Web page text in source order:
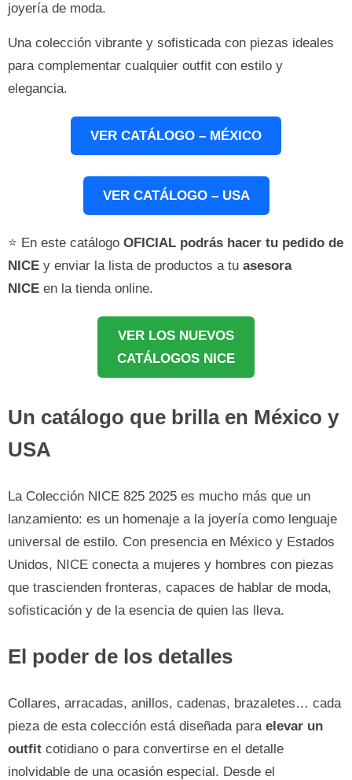
joyería de moda.
Una colección vibrante y sofisticada con piezas ideales
para complementar cualquier outfit con estilo y
elegancia.
VER CATÁLOGO – MÉXICO
VER CATÁLOGO – USA
⭐ En este catálogo OFICIAL podrás hacer tu pedido de
NICE y enviar la lista de productos a tu asesora
NICE en la tienda online.
VER LOS NUEVOS
CATÁLOGOS NICE
Un catálogo que brilla en México y
USA
La Colección NICE 825 2025 es mucho más que un
lanzamiento: es un homenaje a la joyería como lenguaje
universal de estilo. Con presencia en México y Estados
Unidos, NICE conecta a mujeres y hombres con piezas
que trascienden fronteras, capaces de hablar de moda,
sofisticación y de la esencia de quien las lleva.
El poder de los detalles
Collares, arracadas, anillos, cadenas, brazaletes… cada
pieza de esta colección está diseñada para elevar un
outfit cotidiano o para convertirse en el detalle
inolvidable de una ocasión especial. Desde el